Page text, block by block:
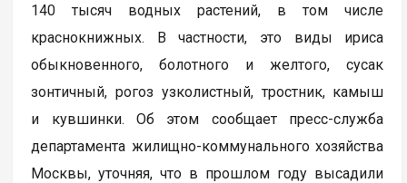
140 тысяч водных растений, в том числе
краснокнижных. В частности, это виды ириса
обыкновенного, болотного и желтого, сусак
зонтичный, рогоз узколистный, тростник, камыш
и кувшинки. Об этом сообщает пресс-служба
департамента жилищно-коммунального хозяйства
Москвы, уточняя, что в прошлом году высадили